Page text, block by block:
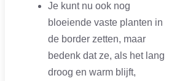
Je kunt nu ook nog
bloeiende vaste planten in
de border zetten, maar
bedenk dat ze, als het lang
droog en warm blijft,